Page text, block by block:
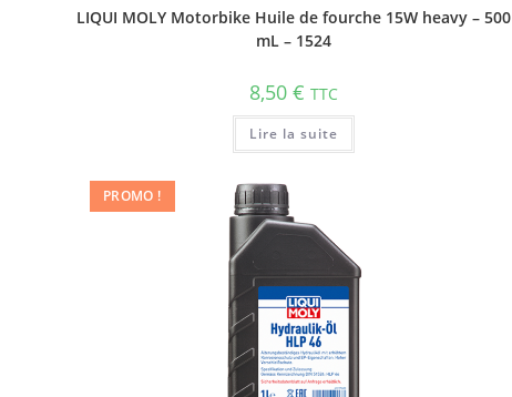
LIQUI MOLY Motorbike Huile de fourche 15W heavy – 500
mL – 1524
8,50€ TTC
Lire la suite
PROMO !